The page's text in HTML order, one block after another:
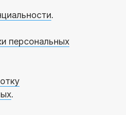
.
персональных
.